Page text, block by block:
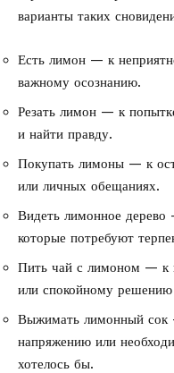
варианты таких
Есть лимон — к
важному осознанию.
Резать лимон — к
и найти правду.
Покупать лимоны — к
или личных обещаниях.
Видеть лимонное
которые потребуют
Пить чай с лимоном — к
или спокойному решению
Выжимать лимонный сок
напряжению или
хотелось бы.